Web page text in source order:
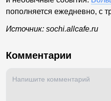
пополняется ежедневно, с
Источник: sochi.allcafe.ru
Комментарии